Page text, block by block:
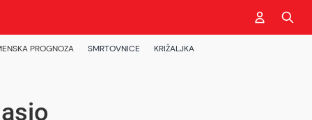
PROGNOZA SMRTOVNICE KRIŽALJKA